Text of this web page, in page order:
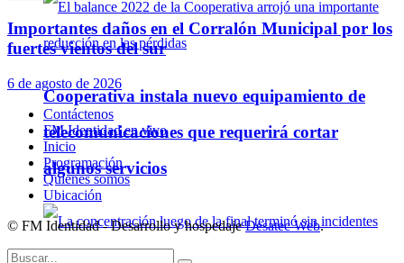
Cooperativa instala nuevo equipamiento de
telecomunicaciones que requerirá cortar
algunos servicios
Importantes daños en el Corralón Municipal por los
fuertes vientos del sur
6 de agosto de 2026
Contáctenos
FM Identidad en vivo
Inicio
Programación
Quienes somos
Ubicación
© FM Identidad - Desarrollo y hospedajeDesatec Web.